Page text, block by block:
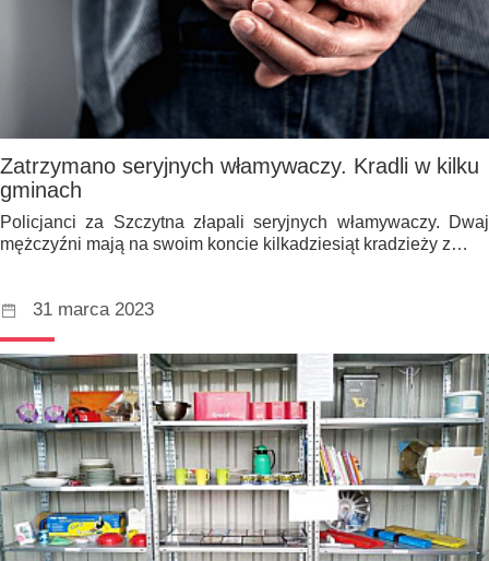
Zatrzymano seryjnych włamywaczy. Kradli w kilku
gminach
Policjanci za Szczytna złapali seryjnych włamywaczy. Dwaj
mężczyźni mają na swoim koncie kilkadziesiąt kradzieży z…
31 marca 2023